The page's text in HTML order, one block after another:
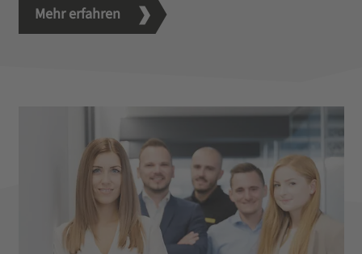
Mehr erfahren